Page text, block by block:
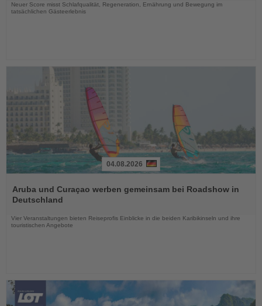
Neuer Score misst Schlafqualität, Regeneration, Ernährung und Bewegung im
tatsächlichen Gästeerlebnis
Sie
die
04.08.2026
Aruba und Curaçao werben gemeinsam bei Roadshow in
Deutschland
Vier Veranstaltungen bieten Reiseprofis Einblicke in die beiden Karibikinseln und ihre
touristischen Angebote